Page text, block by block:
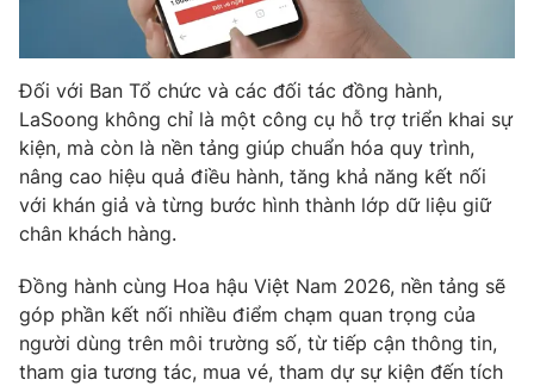
Liên hệ tòa soạn English
THỜI BÁO VTV
Cơ quan chủ quản:
Đài Truyền hình Việt Nam
Cơ quan báo chí: Thời báo VTV
Đối với Ban Tổ chức và các đối tác đồng hành,
LaSoong không chỉ là một công cụ hỗ trợ triển khai sự
kiện, mà còn là nền tảng giúp chuẩn hóa quy trình,
nâng cao hiệu quả điều hành, tăng khả năng kết nối
với khán giả và từng bước hình thành lớp dữ liệu giữ
chân khách hàng.
Đồng hành cùng Hoa hậu Việt Nam 2026, nền tảng sẽ
góp phần kết nối nhiều điểm chạm quan trọng của
người dùng trên môi trường số, từ tiếp cận thông tin,
tham gia tương tác, mua vé, tham dự sự kiện đến tích